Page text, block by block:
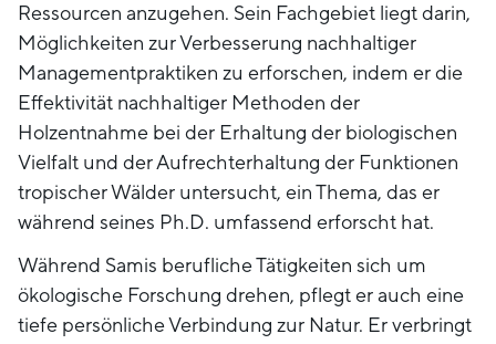
Ressourcen anzugehen. Sein Fachgebiet liegt darin,
Möglichkeiten zur Verbesserung nachhaltiger
Managementpraktiken zu erforschen, indem er die
Effektivität nachhaltiger Methoden der
Holzentnahme bei der Erhaltung der biologischen
Vielfalt und der Aufrechterhaltung der Funktionen
tropischer Wälder untersucht, ein Thema, das er
während seines Ph.D. umfassend erforscht hat.
Während Samis berufliche Tätigkeiten sich um
ökologische Forschung drehen, pflegt er auch eine
tiefe persönliche Verbindung zur Natur. Er verbringt